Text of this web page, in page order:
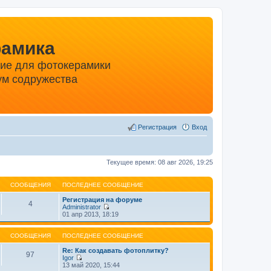
для фотокерамики
содружества
Вход
Регистрация
Текущее время: 08 авг 2026, 19:25
СООБЩЕНИЯ ПОСЛЕДНЕЕ СООБЩЕНИЕ
4
Регистрация на форуме
Administrator
П
е
р
е
й
т
к
01 апр 2013, 18:19
СООБЩЕНИЯ ПОСЛЕДНЕЕ СООБЩЕНИЕ
97
Re: Как создавать фотоплитку?
Igor
П
13 май 2020, 15:44